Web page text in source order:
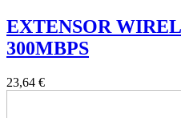
EXTENSOR
300MBPS
23,64 €